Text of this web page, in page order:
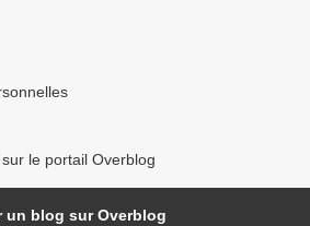
le portail Overblog
un blog sur Overblog